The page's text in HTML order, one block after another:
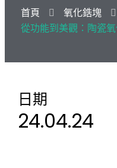
首頁
氧化鋯塊
從功能到美觀：陶瓷
日期
24.04.24